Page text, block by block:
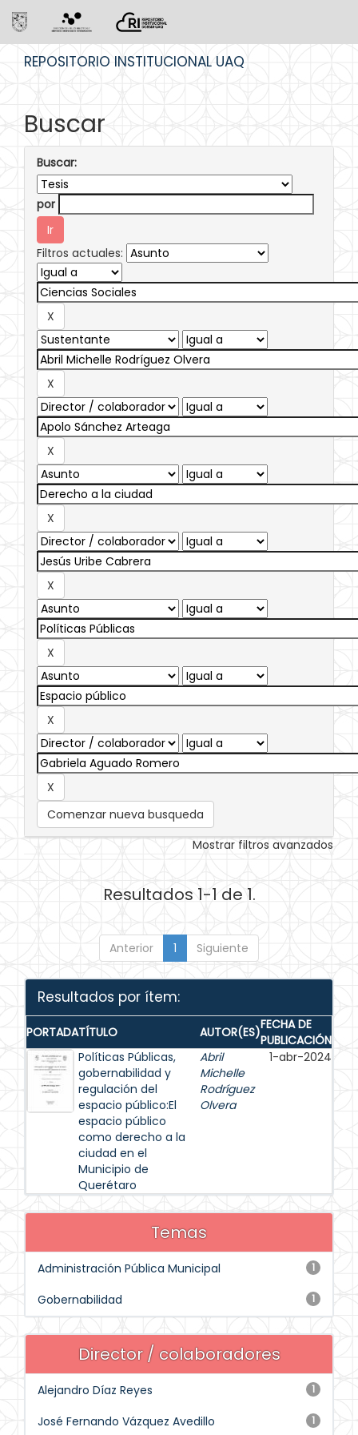
REPOSITORIO INSTITUCIONAL UAQ
Buscar
Buscar:
por
Filtros actuales:
Comenzar nueva busqueda
Mostrar filtros avanzados
Resultados 1-1 de 1.
Anterior 1 Siguiente
Resultados por ítem:
PORTADATÍTULO AUTOR(ES)FECHA DE
PUBLICACIÓN
Políticas Públicas,
gobernabilidad y
regulación del
espacio público:El
espacio público
como derecho a la
ciudad en el
Municipio de
Querétaro
Abril
Michelle
Rodríguez
Olvera
1-abr-2024
Temas
1
Administración Pública Municipal
1
Gobernabilidad
Director / colaboradores
1
Alejandro Díaz Reyes
1
José Fernando Vázquez Avedillo